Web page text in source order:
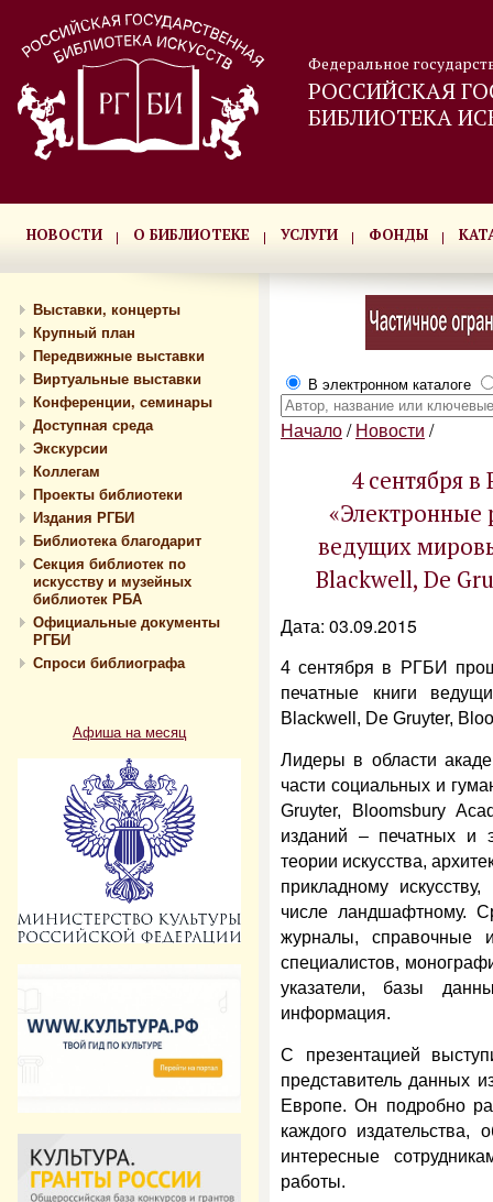
Федеральное
РОССИЙСКАЯ
БИБЛИОТЕКА
НОВОСТИ О БИБЛИОТЕКЕ УСЛУГИ ФОНДЫ
Выставки, концерты
Крупный план
Передвижные выставки
Виртуальные выставки
Конференции, семинары
Доступная среда
Экскурсии
Коллегам
Проекты библиотеки
Издания РГБИ
Библиотека благодарит
Секция библиотек по
искусству и музейных
библиотек РБА
Официальные документы
РГБИ
Спроси библиографа
Афиша на месяц
В электронном каталоге
Начало/ Новости /
4 сентября
«Электронные
ведущих
Blackwell, De
Дата: 03.09.2015
4 сентября в РГБИ
печатные книги
Blackwell, De Gruyter,
Лидеры в области
части социальных и
Gruyter, Bloomsbury
изданий – печатных и
теории искусства,
прикладному
числе ландшафтному.
журналы, справочные
специалистов,
указатели, базы
информация.
С презентацией
представитель данных
Европе. Он подробно
каждого издательства,
интересные
работы.